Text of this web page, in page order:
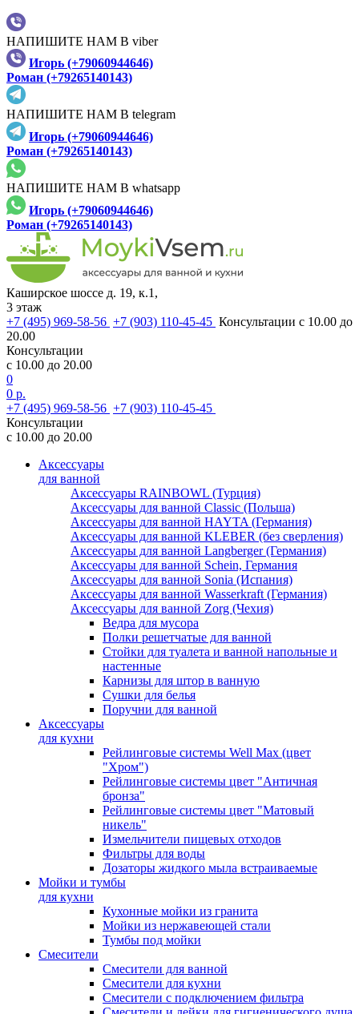
НАПИШИТЕ НАМ В viber
Игорь (+79060944646)
Роман (+79265140143)
НАПИШИТЕ НАМ В telegram
Игорь (+79060944646)
Роман (+79265140143)
НАПИШИТЕ НАМ В whatsapp
Игорь (+79060944646)
Роман (+79265140143)
Каширское шоссе д. 19, к.1,
3 этаж
+7 (495) 969-58-56 +7 (903) 110-45-45 Консультации с 10.00 до
20.00
Консультации
с 10.00 до 20.00
0
0 р.
+7 (495) 969-58-56 +7 (903) 110-45-45
Консультации
с 10.00 до 20.00
Аксессуары
для ванной
Аксессуары RAINBOWL (Турция)
Аксессуары для ванной Classic (Польша)
Аксессуары для ванной HAYTA (Германия)
Аксессуары для ванной KLEBER (без сверления)
Аксессуары для ванной Langberger (Германия)
Аксессуары для ванной Schein, Германия
Аксессуары для ванной Sonia (Испания)
Аксессуары для ванной Wasserkraft (Германия)
Аксессуары для ванной Zorg (Чехия)
Ведра для мусора
Полки решетчатые для ванной
Стойки для туалета и ванной напольные и
настенные
Карнизы для штор в ванную
Сушки для белья
Поручни для ванной
Аксессуары
для кухни
Рейлинговые системы Well Max (цвет
"Хром")
Рейлинговые системы цвет "Античная
бронза"
Рейлинговые системы цвет "Матовый
никель"
Измельчители пищевых отходов
Фильтры для воды
Дозаторы жидкого мыла встраиваемые
Мойки и тумбы
для кухни
Кухонные мойки из гранита
Мойки из нержавеющей стали
Тумбы под мойки
Смесители
Смесители для ванной
Смесители для кухни
Смесители с подключением фильтра